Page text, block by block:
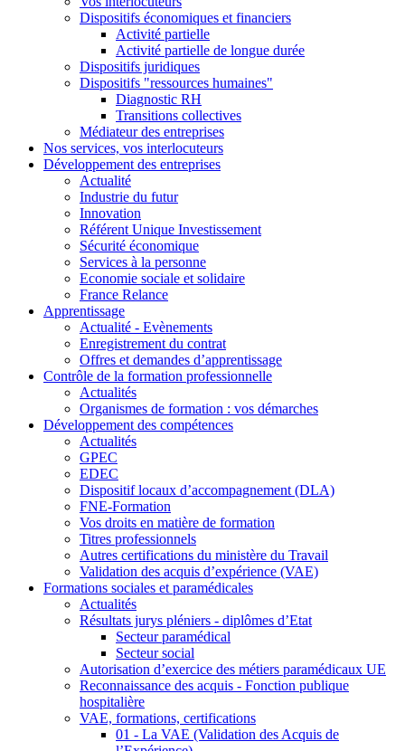
Dispositifs économiques et financiers
Activité partielle
Activité partielle de longue durée
Dispositifs juridiques
Dispositifs "ressources humaines"
Diagnostic RH
Transitions collectives
Médiateur des entreprises
Nos services, vos interlocuteurs
Développement des entreprises
Actualité
Industrie du futur
Innovation
Référent Unique Investissement
Sécurité économique
Services à la personne
Economie sociale et solidaire
France Relance
Apprentissage
Actualité - Evènements
Enregistrement du contrat
Offres et demandes d’apprentissage
Contrôle de la formation professionnelle
Actualités
Organismes de formation : vos démarches
Développement des compétences
Actualités
GPEC
EDEC
Dispositif locaux d’accompagnement (DLA)
FNE-Formation
Vos droits en matière de formation
Titres professionnels
Autres certifications du ministère du Travail
Validation des acquis d’expérience (VAE)
Formations sociales et paramédicales
Actualités
Résultats jurys pléniers - diplômes d’Etat
Secteur paramédical
Secteur social
Autorisation d’exercice des métiers paramédicaux UE
Reconnaissance des acquis - Fonction publique
hospitalière
VAE, formations, certifications
01 - La VAE (Validation des Acquis de